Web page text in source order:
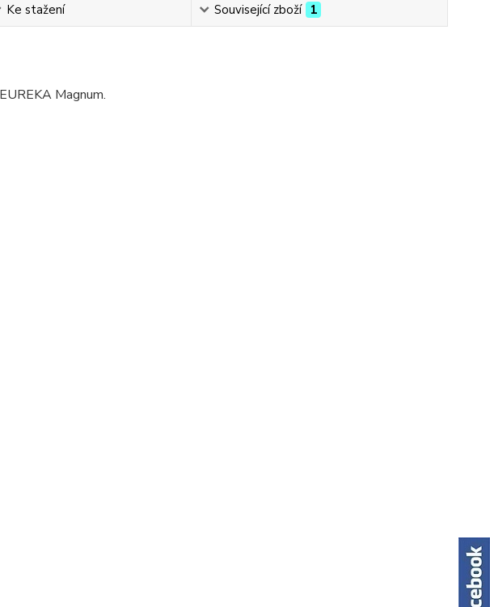
Ke stažení Související zboží 1
Magnum.